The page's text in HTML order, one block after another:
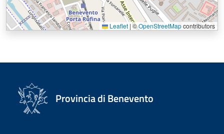
Leaflet |©OpenStreetMapcontributors
Provincia di Benevento